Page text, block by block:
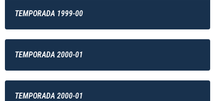
TEMPORADA 1999-00
TEMPORADA 2000-01
TEMPORADA 2000-01